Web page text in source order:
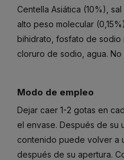
Centella Asiática (10%),
alto peso molecular
bihidrato, fosfato de sodio
cloruro de sodio, agua.
Modo de empleo
Dejar caer 1-2 gotas en
el envase. Después de su
contenido puede volver a
después de su apertura.